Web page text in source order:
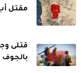
مقتل
قتلى
بالجوف